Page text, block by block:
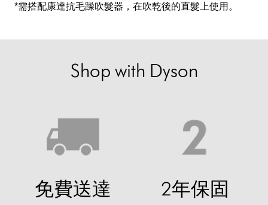
*需搭配康達抗毛躁吹髮器，在吹乾後的直髮上使用。
Shop with Dyson
免費送達 2年保固